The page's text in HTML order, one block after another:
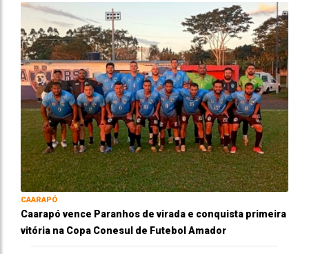
CAARAPÓ
Caarapó vence Paranhos de virada e conquista primeira
vitória na Copa Conesul de Futebol Amador